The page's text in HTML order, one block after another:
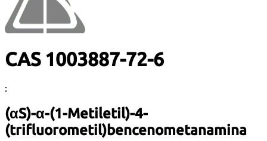
CAS 1003887-72-6
:
(αS)-α-(1-Metiletil)-4-
(trifluorometil)bencenometanamina